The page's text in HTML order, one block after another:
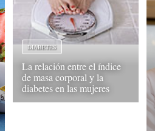
DIABETES
La relación entre el índice
de masa corporal y la
diabetes en las mujeres